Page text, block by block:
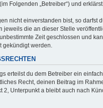
Folgenden „Betreiber“) und
nicht einverstanden bist, so darfst
jeweils die an dieser Stelle
Zeit geschlossen und
gekündigt werden.
erteilst du dem Betreiber ein
Recht, deinen Beitrag im
2, Unterpunkt a bleibt auch nach